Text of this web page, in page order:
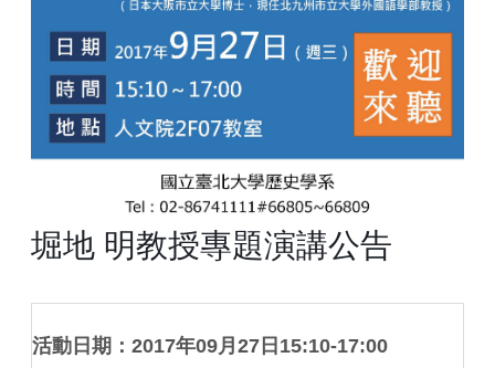
堀地 明教授專題演講公告
活動日期：2017年09月27日15:10-17:00